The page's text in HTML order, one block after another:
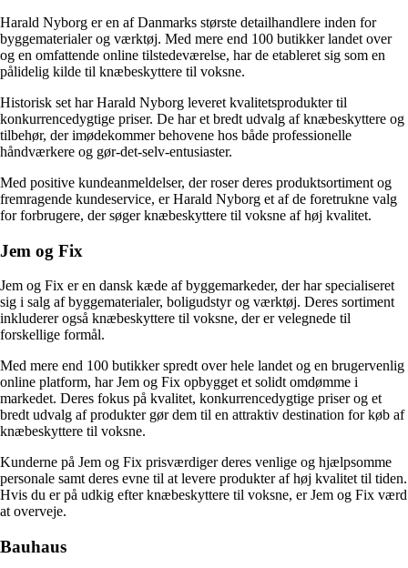
Harald Nyborg er en af Danmarks største detailhandlere inden for
byggematerialer og værktøj. Med mere end 100 butikker landet over
og en omfattende online tilstedeværelse, har de etableret sig som en
pålidelig kilde til knæbeskyttere til voksne.
Historisk set har Harald Nyborg leveret kvalitetsprodukter til
konkurrencedygtige priser. De har et bredt udvalg af knæbeskyttere og
tilbehør, der imødekommer behovene hos både professionelle
håndværkere og gør-det-selv-entusiaster.
Med positive kundeanmeldelser, der roser deres produktsortiment og
fremragende kundeservice, er Harald Nyborg et af de foretrukne valg
for forbrugere, der søger knæbeskyttere til voksne af høj kvalitet.
Jem og Fix
Jem og Fix er en dansk kæde af byggemarkeder, der har specialiseret
sig i salg af byggematerialer, boligudstyr og værktøj. Deres sortiment
inkluderer også knæbeskyttere til voksne, der er velegnede til
forskellige formål.
Med mere end 100 butikker spredt over hele landet og en brugervenlig
online platform, har Jem og Fix opbygget et solidt omdømme i
markedet. Deres fokus på kvalitet, konkurrencedygtige priser og et
bredt udvalg af produkter gør dem til en attraktiv destination for køb af
knæbeskyttere til voksne.
Kunderne på Jem og Fix prisværdiger deres venlige og hjælpsomme
personale samt deres evne til at levere produkter af høj kvalitet til tiden.
Hvis du er på udkig efter knæbeskyttere til voksne, er Jem og Fix værd
at overveje.
Bauhaus